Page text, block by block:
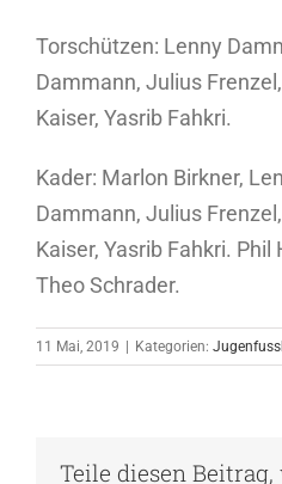
Torschützen: Lenny
Dammann, Julius
Kaiser, Yasrib Fahkri.
Kader: Marlon Birkner,
Dammann, Julius
Kaiser, Yasrib Fahkri.
Theo Schrader.
11 Mai, 2019 | Kategorien:
Teile diesen